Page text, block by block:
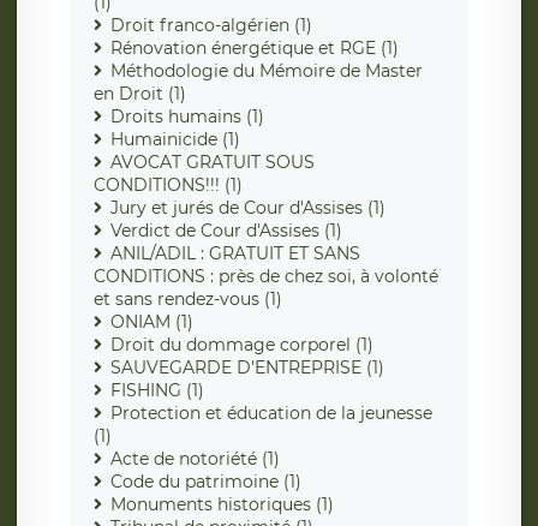
Droit franco-algérien (1)
Rénovation énergétique et RGE (1)
Méthodologie du Mémoire de Master
en Droit (1)
Droits humains (1)
Humainicide (1)
AVOCAT GRATUIT SOUS
CONDITIONS!!! (1)
Jury et jurés de Cour d'Assises (1)
Verdict de Cour d'Assises (1)
ANIL/ADIL : GRATUIT ET SANS
CONDITIONS : près de chez soi, à volonté
et sans rendez-vous (1)
ONIAM (1)
Droit du dommage corporel (1)
SAUVEGARDE D'ENTREPRISE (1)
FISHING (1)
Protection et éducation de la jeunesse
(1)
Acte de notoriété (1)
Code du patrimoine (1)
Monuments historiques (1)